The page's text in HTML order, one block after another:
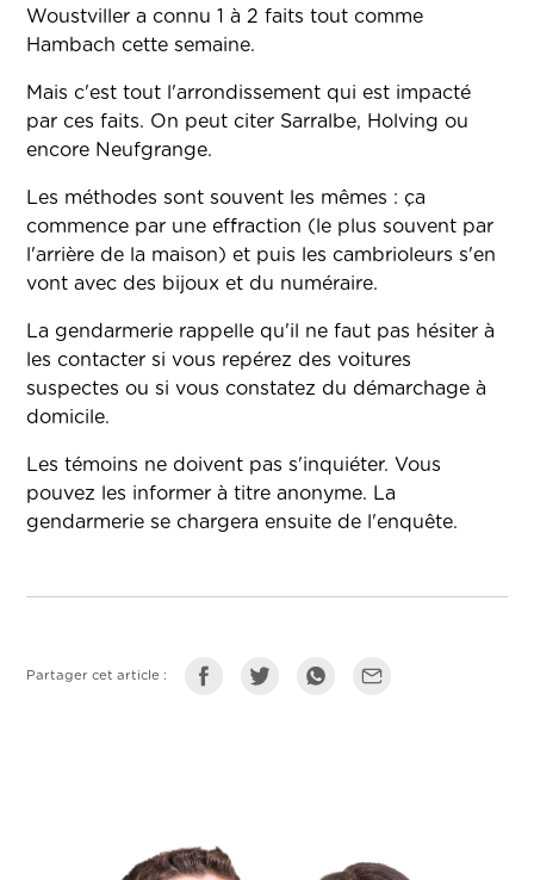
Woustviller a connu 1 à 2 faits tout comme
Hambach cette semaine.
Mais c'est tout l'arrondissement qui est impacté
par ces faits. On peut citer Sarralbe, Holving ou
encore Neufgrange.
Les méthodes sont souvent les mêmes : ça
commence par une effraction (le plus souvent par
l'arrière de la maison) et puis les cambrioleurs s'en
vont avec des bijoux et du numéraire.
La gendarmerie rappelle qu'il ne faut pas hésiter à
les contacter si vous repérez des voitures
suspectes ou si vous constatez du démarchage à
domicile.
Les témoins ne doivent pas s'inquiéter. Vous
pouvez les informer à titre anonyme. La
gendarmerie se chargera ensuite de l'enquête.
Partager cet article :